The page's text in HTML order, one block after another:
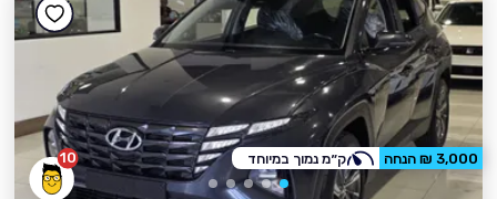
10 3,000 ₪ הנחה ק״מ נמוך במיוחד